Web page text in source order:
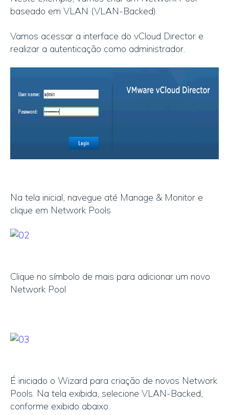
baseado em VLAN (VLAN-Backed).
Vamos acessar a interface do vCloud Director e
realizar a autenticação como administrador.
Na tela inicial, navegue até Manage & Monitor e
clique em Network Pools
Clique no símbolo de mais para adicionar um novo
Network Pool
É iniciado o Wizard para criação de novos Network
Pools. Na tela exibida, selecione VLAN-Backed,
conforme exibido abaixo.